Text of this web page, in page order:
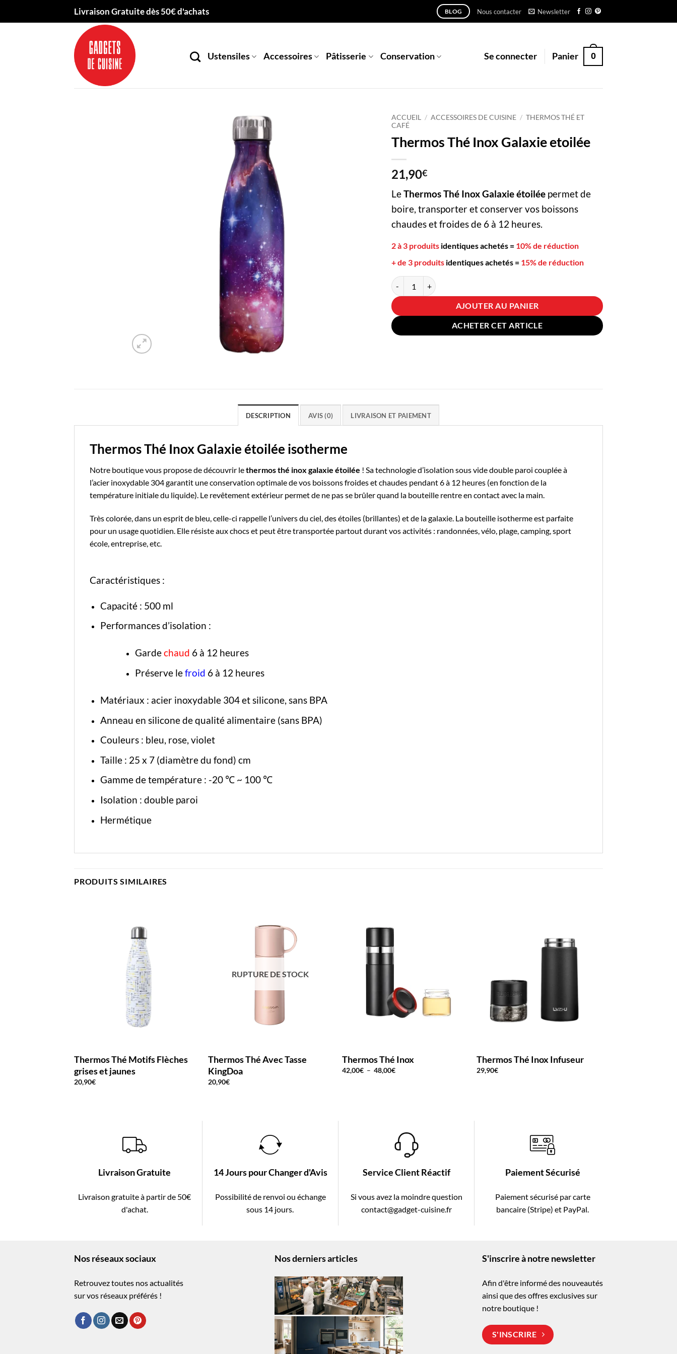
Livraison Gratuite dès 50€ d'achats BLOG Nous contacter Newsletter
Ustensiles Accessoires Pâtisserie Conservation Se connecter Panier 0
ACCUEIL / ACCESSOIRES DE CUISINE / THERMOS THÉ ET
CAFÉ
Thermos Thé Inox Galaxie etoilée
21,90€
LeThermos Thé Inox Galaxie étoilée permet de
boire, transporter et conserver vos boissons
chaudes et froides de 6 à 12 heures.
2 à 3 produits identiques achetés = 10% de réduction
+ de 3 produits identiques achetés = 15% de réduction
quantité de Thermos Thé Inox Galaxie etoilée
AJOUTER AU PANIER
ACHETER CET ARTICLE
DESCRIPTION AVIS (0) LIVRAISON ET PAIEMENT
Thermos Thé Inox Galaxie étoilée isotherme
Notre boutiquevous propose de découvrir lethermos thé inox galaxie étoilée ! Sa technologie d’isolation sous vide double paroi couplée à
l’acier inoxydable 304garantit une conservation optimale de vos boissons froides et chaudes pendant 6 à 12 heures (en fonction de la
température initiale du liquide). Le revêtement extérieur permet de ne pas se brûler quand la bouteille rentre en contact avec la main.
Très colorée, dans un esprit de bleu, celle-ci rappelle l’univers du ciel, des étoiles (brillantes) et de la galaxie. La bouteille isotherme est parfaite
pour un usage quotidien. Elle résiste aux chocs et peut être transportée partout durant vos activités : randonnées, vélo, plage, camping, sport
école, entreprise, etc.
Caractéristiques :
Capacité : 500 ml
Performances d’isolation :
Gardechaud 6 à 12 heures
Préserve lefroid 6 à 12 heures
Matériaux : acier inoxydable 304 et silicone, sans BPA
Anneau en silicone de qualité alimentaire (sans BPA)
Couleurs : bleu, rose, violet
Taille : 25 x 7 (diamètre du fond) cm
Gamme de température : -20 ℃ ~ 100 ℃
Isolation : double paroi
Hermétique
PRODUITS SIMILAIRES
Thermos Thé Motifs Flèches
grises et jaunes
20,90€
RUPTURE DE STOCK
Thermos Thé Avec Tasse
KingDoa
20,90€
Thermos Thé Inox
42,00€ – 48,00€Plage
Thermos Thé Inox Infuseur
29,90€
Livraison Gratuite
Livraison gratuite à partir de 50€
d'achat.
14 Jours pour Changer d'Avis
Possibilité de renvoi ou échange
sous 14 jours.
Service Client Réactif
Si vous avez la moindre question
contact@gadget-cuisine.fr
Paiement Sécurisé
Paiement sécurisé par carte
bancaire (Stripe) et PayPal.
Nos réseaux sociaux
Retrouvez toutes nos actualités
sur vos réseaux préférés !
Nos derniers articles S'inscrire à notre newsletter
Afin d'être informé des nouveautés
ainsi que des offres exclusives sur
notre boutique !
S'INSCRIRE